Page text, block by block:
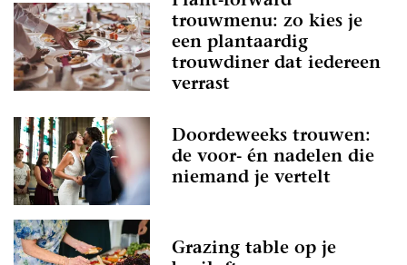
trouwmenu: zo kies je
een plantaardig
trouwdiner dat iedereen
verrast
Doordeweeks trouwen:
de voor- én nadelen die
niemand je vertelt
Grazing table op je